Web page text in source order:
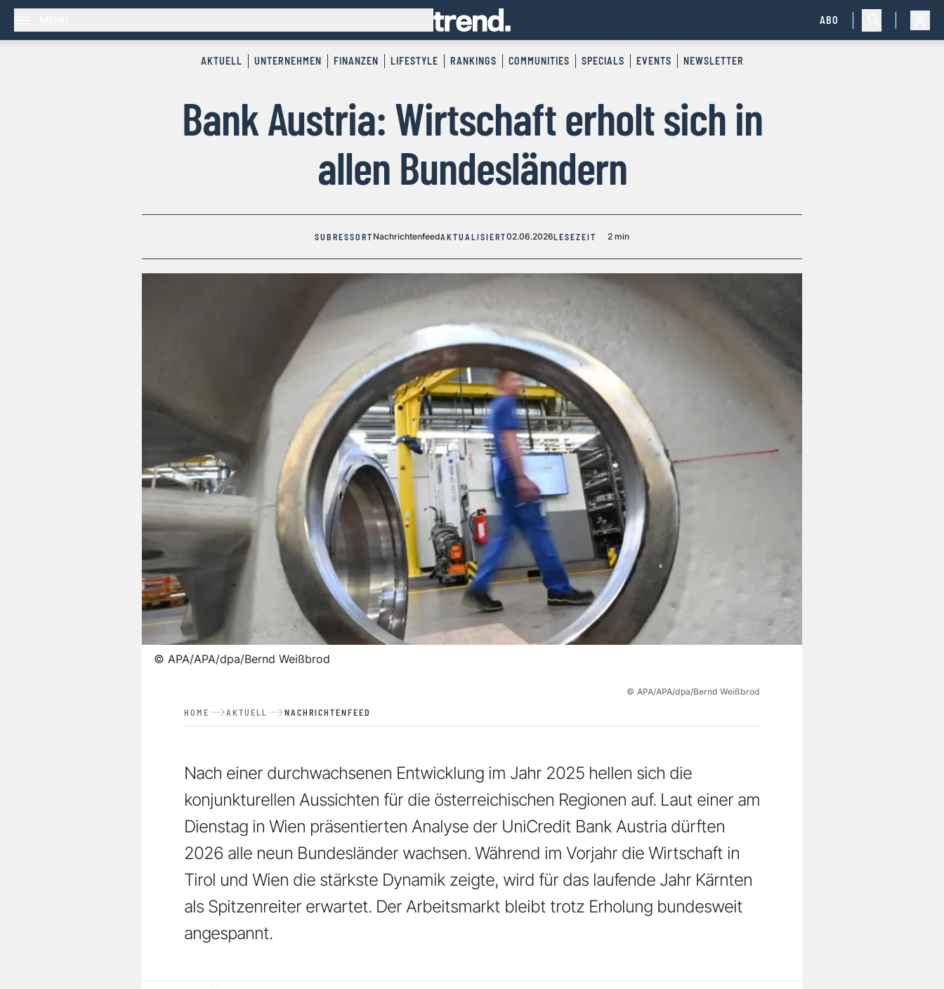
ABO
AKTUELL UNTERNEHMEN FINANZEN LIFESTYLE RANKINGS COMMUNITIES SPECIALS EVENTS NEWSLETTER
Bank Austria: Wirtschaft erholt sich in
allen Bundesländern
SUBRESSORT NachrichtenfeedAKTUALISIERT02.06.2026LESEZEIT 2 min
© APA/APA/dpa/Bernd Weißbrod
© APA/APA/dpa/Bernd Weißbrod
HOME AKTUELL NACHRICHTENFEED
Nach einer durchwachsenen Entwicklung im Jahr 2025 hellen sich die
konjunkturellen Aussichten für die österreichischen Regionen auf. Laut einer am
Dienstag in Wien präsentierten Analyse der UniCredit Bank Austria dürften
2026 alle neun Bundesländer wachsen. Während im Vorjahr die Wirtschaft in
Tirol und Wien die stärkste Dynamik zeigte, wird für das laufende Jahr Kärnten
als Spitzenreiter erwartet. Der Arbeitsmarkt bleibt trotz Erholung bundesweit
angespannt.